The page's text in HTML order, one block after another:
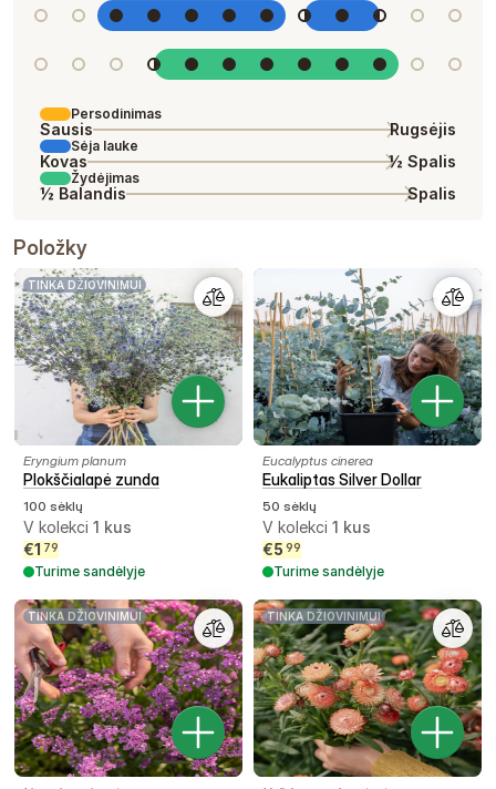
Persodinimas
Sausis Rugsėjis
Sėja lauke
Kovas ½ Spalis
Žydėjimas
½ Balandis Spalis
Položky
TINKA DŽIOVINIMUI
Eryngium planum
Plokščialapė zunda
100 sėklų
V kolekci 1 kus
€1 79
Turime sandėlyje
Eucalyptus cinerea
Eukaliptas Silver Dollar
50 sėklų
V kolekci 1 kus
€5 99
Turime sandėlyje
TINKA DŽIOVINIMUI TINKA DŽIOVINIMUI